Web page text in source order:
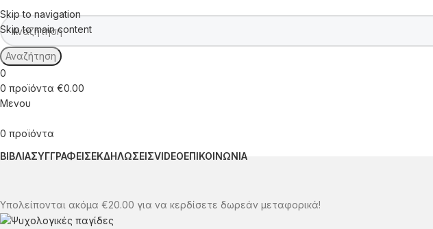
Skip to navigation
Skip to main content
Αναζήτηση
0
0 προϊόντα €0.00
Μενου
0 προϊόντα
ΒΙΒΛΙΑΣΥΓΓΡΑΦΕΙΣΕΚΔΗΛΩΣΕΙΣVIDEOΕΠΙΚΟΙΝΩΝΙΑ
Υπολείπονται ακόμα €20.00 για να κερδίσετε δωρεάν μεταφορικά!